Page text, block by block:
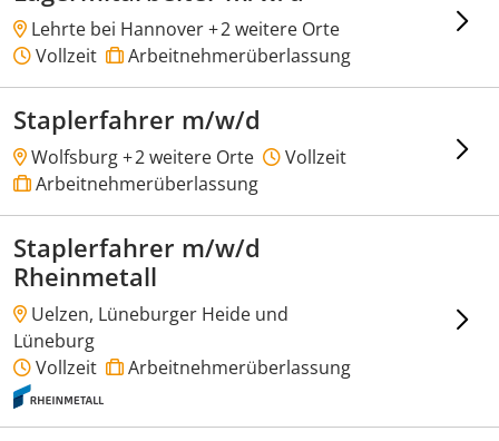
Lehrte bei Hannover +2 weitere Orte
Vollzeit
Arbeitnehmerüberlassung
Staplerfahrer m/w/d
Wolfsburg +2 weitere Orte
Vollzeit
Arbeitnehmerüberlassung
Staplerfahrer m/w/d
Rheinmetall
Uelzen, Lüneburger Heide und
Lüneburg
Vollzeit
Arbeitnehmerüberlassung